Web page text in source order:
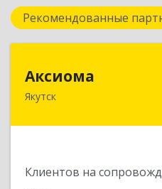
Рекомендованные
Аксиома
Якутск
Клиентов на
677000, Саха /Якутия/